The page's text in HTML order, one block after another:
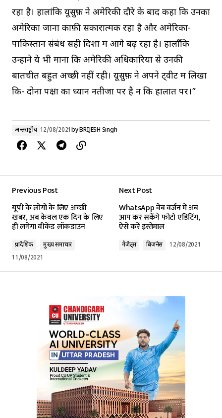
रहा है। हालांकि यूसुफ़ ने अमेरिकी दौरे के बाद कहा कि उनका
अमेरिका जाना काफ़ी सकारात्मक रहा है और अमेरिका-
पाकिस्तान संबंध सही दिशा में आगे बढ़ रहा है। हालाँकि
उन्होंने ये भी माना कि अमेरिकी अधिकारियों से उनकी
बातचीत बहुत अच्छी नहीं रही। यूसुफ़ ने अपने ट्वीट में लिखा
कि- दोनों पक्षों का ध्यान नतीजों पर है न कि हालात पर।”
अन्तर्राष्ट्रीय 12/08/2021byBRIJESH Singh
Previous Post
यूपी के लोगों के लिए अच्छी
खबर, अब केवल एक दिन के लिए
ही लगेगा वीकेंड लॉकडाउन
प्रादेशिक
मुख्य समाचार
11/08/2021
Next Post
WhatsApp वेब वर्जन में अब
आप कर सकेंगे फोटो एडिटिंग,
ऐसे करें इस्तेमाल
गैजेट्स बिजनेस 12/08/2021